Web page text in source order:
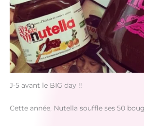
J-5 avant le BIG day !!
Cette année, Nutella souffle ses 50